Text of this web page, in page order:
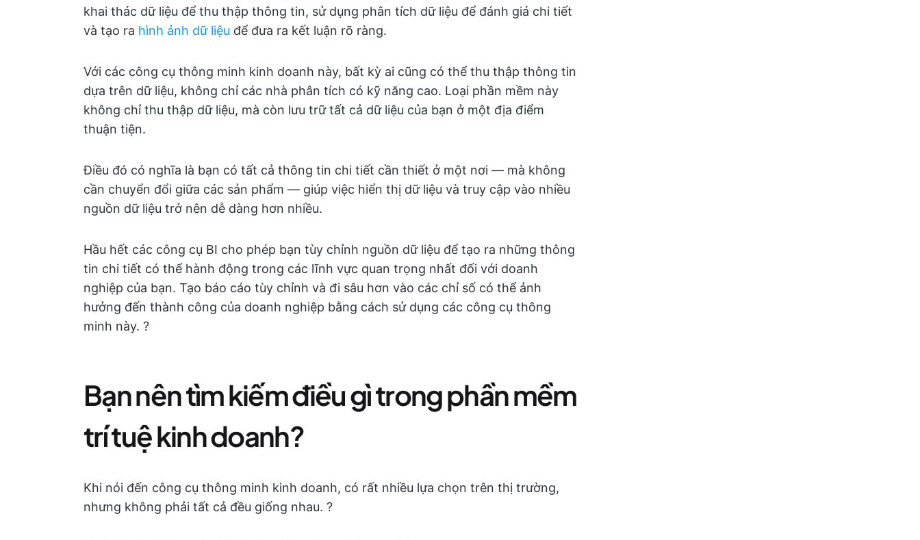
khai thác dữ liệu để thu thập thông tin, sử dụng phân tích dữ liệu để đánh giá chi tiết
và tạo ra hình ảnh dữ liệu để đưa ra kết luận rõ ràng.
Với các công cụ thông minh kinh doanh này, bất kỳ ai cũng có thể thu thập thông tin
dựa trên dữ liệu, không chỉ các nhà phân tích có kỹ năng cao. Loại phần mềm này
không chỉ thu thập dữ liệu, mà còn lưu trữ tất cả dữ liệu của bạn ở một địa điểm
thuận tiện.
Điều đó có nghĩa là bạn có tất cả thông tin chi tiết cần thiết ở một nơi — mà không
cần chuyển đổi giữa các sản phẩm — giúp việc hiển thị dữ liệu và truy cập vào nhiều
nguồn dữ liệu trở nên dễ dàng hơn nhiều.
Hầu hết các công cụ BI cho phép bạn tùy chỉnh nguồn dữ liệu để tạo ra những thông
tin chi tiết có thể hành động trong các lĩnh vực quan trọng nhất đối với doanh
nghiệp của bạn. Tạo báo cáo tùy chỉnh và đi sâu hơn vào các chỉ số có thể ảnh
hưởng đến thành công của doanh nghiệp bằng cách sử dụng các công cụ thông
minh này. ?
Bạn nên tìm kiếm điều gì trong phần mềm
trí tuệ kinh doanh?
Khi nói đến công cụ thông minh kinh doanh, có rất nhiều lựa chọn trên thị trường,
nhưng không phải tất cả đều giống nhau. ?